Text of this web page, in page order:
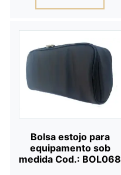
Bolsa estojo para
equipamento sob
medida Cod.: BOL068